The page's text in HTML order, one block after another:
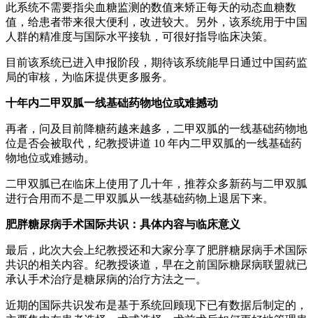
此系统不需要指尖血糖监测的数值来矫正每天的动态血糖数
值，给患者带来很大便利，改进较大。另外，该系统用于中国
人群的精准度与国际水平接轨，可很好指导临床决策。
目前该系统已进入申报阶段，期待该系统能早日通过中国药监
局的审核，为临床提供更多服务。
十年内二甲双胍一线基础药物地位或难撼动
再者，问及目前降糖药越来越多，二甲双胍的一线基础药物地
位是否会被取代，纪教授讲道 10 年内二甲双胍的一线基础药
物地位或难撼动。
二甲双胍已在临床上使用了几十年，推荐众多新药与二甲双胍
进行合用而不是二甲双胍从一线基础药物上退居下来。
肥胖糖尿病手术国际共识：具体内容与临床意义
最后，此次大会上纪教授还和大家分享了肥胖糖尿病手术国际
共识的相关内容。纪教授谈道，早在之前国际糖尿病联盟就已
承认手术治疗是糖尿病的治疗方法之一。
近期的国际共识发布是基于系统回顾现下已有数据后制定的，